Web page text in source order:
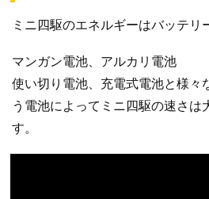
ミニ四駆のエネルギーはバッテリ
マンガン電池、アルカリ電池
使い切り電池、充電式電池と様々
う電池によってミニ四駆の速さは
す。